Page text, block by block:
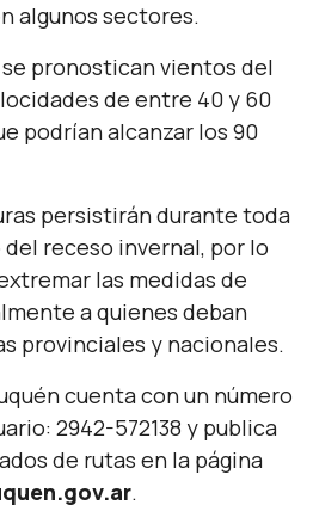
algunos sectores.
pronostican vientos del
de entre 40 y 60
podrían alcanzar los 90
persistirán durante toda
receso invernal, por lo
las medidas de
a quienes deban
provinciales y nacionales.
cuenta con un número
2942-572138 y publica
de rutas en la página
.